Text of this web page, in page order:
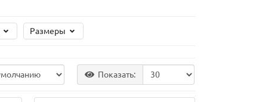
Размеры
Показать: